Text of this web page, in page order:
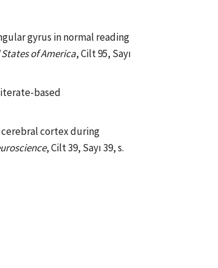
gyrus in normal reading
of America, Cilt 95, Sayı
based
cerebral cortex during
, Cilt 39, Sayı 39, s.